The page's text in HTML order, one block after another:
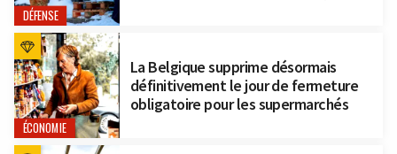
DÉFENSE
ÉCONOMIE
La Belgique supprime désormais
définitivement le jour de fermeture
obligatoire pour les supermarchés